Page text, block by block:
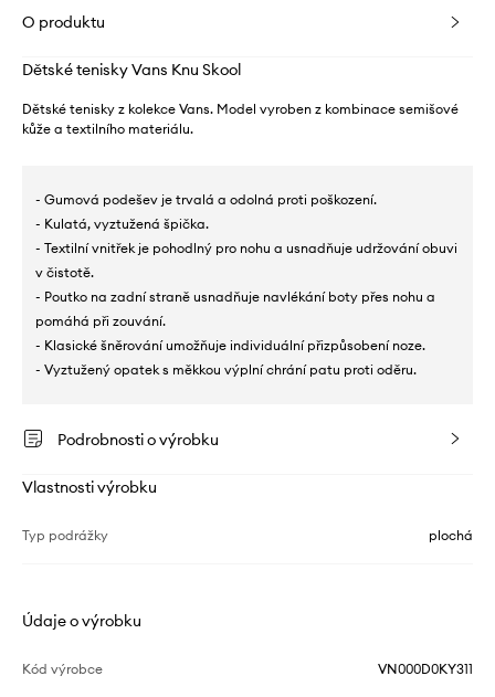
O produktu
Dětské tenisky Vans Knu Skool
Dětské tenisky z kolekce Vans. Model vyroben z kombinace semišové
kůže a textilního materiálu.
- Gumová podešev je trvalá a odolná proti poškození.
- Kulatá, vyztužená špička.
- Textilní vnitřek je pohodlný pro nohu a usnadňuje udržování obuvi
v čistotě.
- Poutko na zadní straně usnadňuje navlékání boty přes nohu a
pomáhá při zouvání.
- Klasické šněrování umožňuje individuální přizpůsobení noze.
- Vyztužený opatek s měkkou výplní chrání patu proti oděru.
Podrobnosti o výrobku
Vlastnosti výrobku
Typ podrážky plochá
Údaje o výrobku
Kód výrobce VN000D0KY311